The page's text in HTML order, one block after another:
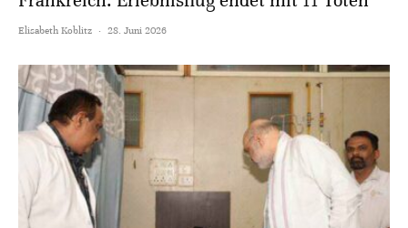
Elisabeth Koblitz · 28. Juni 2026